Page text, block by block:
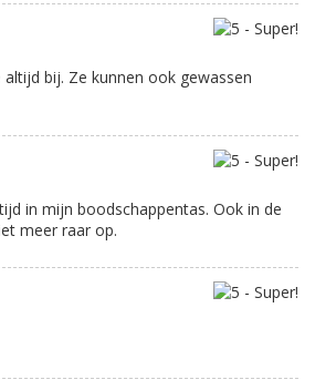
altijd bij. Ze kunnen ook gewassen
in mijn boodschappentas. Ook in de
meer raar op.